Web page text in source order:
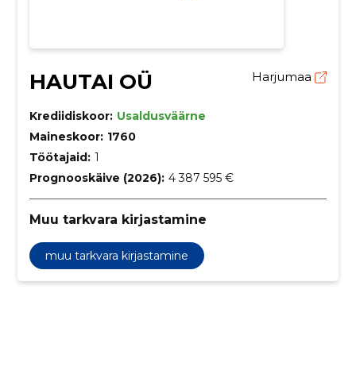
HAUTAI OÜ Harjumaa
Krediidiskoor: Usaldusväärne
Maineskoor: 1760
Töötajaid: 1
Prognooskäive (2026): 4 387 595 €
Muu tarkvara kirjastamine
muu tarkvara kirjastamine